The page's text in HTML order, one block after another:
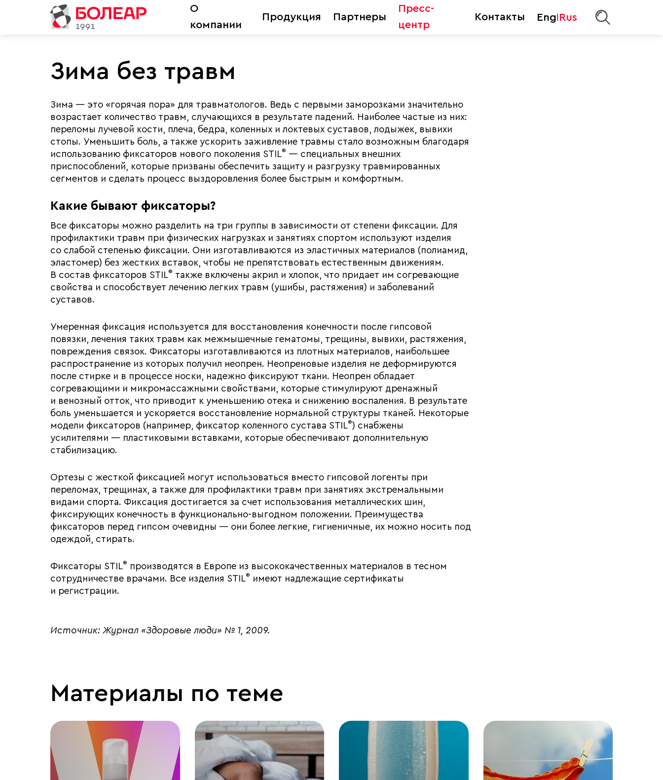
О
компании
Продукция Партнеры
Пресс-
центр
Контакты Eng Rus
Зима без травм
Зима — это «горячая пора» для травматологов. Ведь с первыми заморозками значительно
возрастает количество травм, случающихся в результате падений. Наиболее частые из них:
переломы лучевой кости, плеча, бедра, коленных и локтевых суставов, лодыжек, вывихи
стопы. Уменьшить боль, а также ускорить заживление травмы стало возможным благодаря
использованию фиксаторов нового поколения STIL® — специальных внешних
приспособлений, которые призваны обеспечить защиту и разгрузку травмированных
сегментов и сделать процесс выздоровления более быстрым и комфортным.
Какие бывают фиксаторы?
Все фиксаторы можно разделить на три группы в зависимости от степени фиксации. Для
профилактики травм при физических нагрузках и занятиях спортом используют изделия
со слабой степенью фиксации. Они изготавливаются из эластичных материалов (полиамид,
эластомер) без жестких вставок, чтобы не препятствовать естественным движениям.
В состав фиксаторов STIL® также включены акрил и хлопок, что придает им согревающие
свойства и способствует лечению легких травм (ушибы, растяжения) и заболеваний
суставов.
Умеренная фиксация используется для восстановления конечности после гипсовой
повязки, лечения таких травм как межмышечные гематомы, трещины, вывихи, растяжения,
повреждения связок. Фиксаторы изготавливаются из плотных материалов, наибольшее
распространение из которых получил неопрен. Неопреновые изделия не деформируются
после стирке и в процессе носки, надежно фиксируют ткани. Неопрен обладает
согревающими и микромассажными свойствами, которые стимулируют дренажный
и венозный отток, что приводит к уменьшению отека и снижению воспаления. В результате
боль уменьшается и ускоряется восстановление нормальной структуры тканей. Некоторые
модели фиксаторов (например, фиксатор коленного сустава STIL®) снабжены
усилителями — пластиковыми вставками, которые обеспечивают дополнительную
стабилизацию.
Ортезы с жесткой фиксацией могут использоваться вместо гипсовой логенты при
переломах, трещинах, а также для профилактики травм при занятиях экстремальными
видами спорта. Фиксация достигается за счет использования металлических шин,
фиксирующих конечность в функционально-выгодном положении. Преимущества
фиксаторов перед гипсом очевидны — они более легкие, гигиеничные, их можно носить под
одеждой, стирать.
Фиксаторы STIL® производятся в Европе из высококачественных материалов в тесном
сотрудничестве врачами. Все изделия STIL® имеют надлежащие сертификаты
и регистрации.
Источник: Журнал «Здоровые люди» № 1, 2009.
Материалы по теме